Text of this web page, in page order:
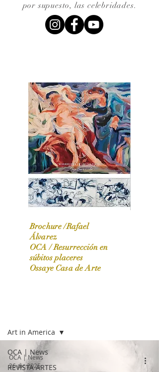
por supuesto, las celebridades.
OCA|News 31 / Marzo-Abril / 2024
Brochure /Rafael
Álvarez
OCA /Resurrección en
súbitos placeres
Ossaye Casa de Arte
OCA | News
REVISTA ARTES
Art in America
OCA | News
26 dic 2025